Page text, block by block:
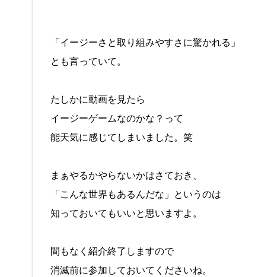
「イージーさと取り組みやすさに驚かれる」
とも言っていて。
たしかに動画を見たら
イージーゲームなのかな？って
能天気に感じてしまいました。笑
まぁやるかやらないかはさておき、
「こんな世界もあるんだな」というのは
知っておいてもいいと思いますよ。
間もなく紹介終了しますので
消滅前に参加しておいてくださいね。